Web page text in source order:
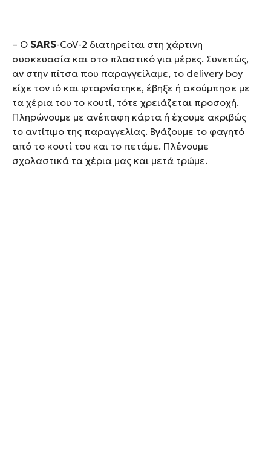
– Ο SARS-CoV-2 διατηρείται στη χάρτινη
συσκευασία και στο πλαστικό για μέρες. Συνεπώς,
αν στην πίτσα που παραγγείλαμε, το delivery boy
είχε τον ιό και φταρνίστηκε, έβηξε ή ακούμπησε με
τα χέρια του το κουτί, τότε χρειάζεται προσοχή.
Πληρώνουμε με ανέπαφη κάρτα ή έχουμε ακριβώς
το αντίτιμο της παραγγελίας. Βγάζουμε το φαγητό
από το κουτί του και το πετάμε. Πλένουμε
σχολαστικά τα χέρια μας και μετά τρώμε.